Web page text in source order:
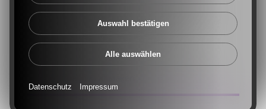
Ziffus kicken in der U 15, Fiona, Gina und
Maya Ebels in der U 17 der "Zebras" - unser
Interview mit den sechs Talenten.
12. Januar 2021 Frauenfußball | Duisburg
Auswahl bestätigen
Alle auswählen
Datenschutz Impressum